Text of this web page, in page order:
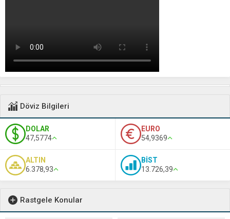
Döviz Bilgileri
DOLAR
47,5774
EURO
54,9369
ALTIN
6.378,93
BİST
13.726,39
Rastgele Konular